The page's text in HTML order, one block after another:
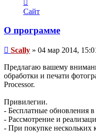
информация
пользователя
Сайт
О программе
Сообщение
Scally » 04 мар 2014,
Предлагаю вашему
обработки и печати
Processor.
Привилегии.
- Бесплатные обновления в
- Рассмотрение и
- При покупке нескольких